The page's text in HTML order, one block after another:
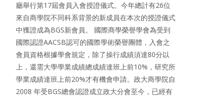
廳舉行第17屆會員入會授證儀式。今年總計有26位
來自商學院不同科系背景的新成員在本次的授證儀式
中獲證成為BGS新會員。 國際商學榮譽學會為受到
國際認證AACSB認可的國際學術榮譽團體，入會之
會員資格根據學會規定，除了操行成績須達80分以
上，還需大學學業成績總成績達班上前10%，研究所
學業成績達班上前20%才有機會申請。政大商學院自
2008 年受BGS總會認證成立政大分會至今，已經有